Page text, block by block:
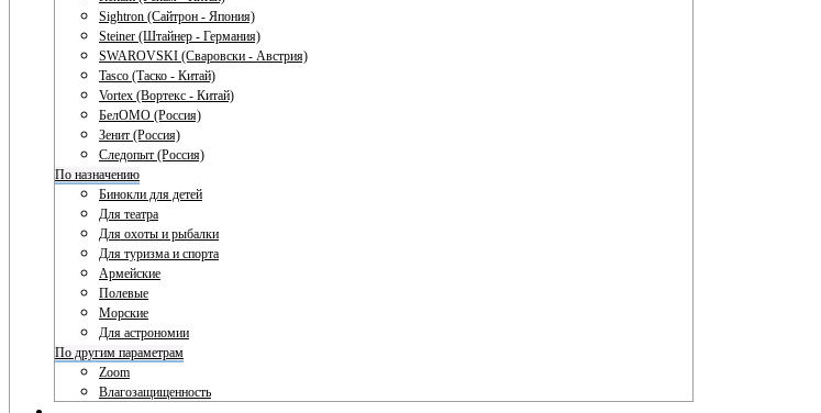
Sightron (Сайтрон - Япония)
Steiner (Штайнер - Германия)
SWAROVSKI (Сваровски - Австрия)
Tasco (Таско - Китай)
Vortex (Вортекс - Китай)
БелОМО (Россия)
Зенит (Россия)
Следопыт (Россия)
По назначению
Бинокли для детей
Для театра
Для охоты и рыбалки
Для туризма и спорта
Армейские
Полевые
Морские
Для астрономии
По другим параметрам
Zoom
Влагозащищенность